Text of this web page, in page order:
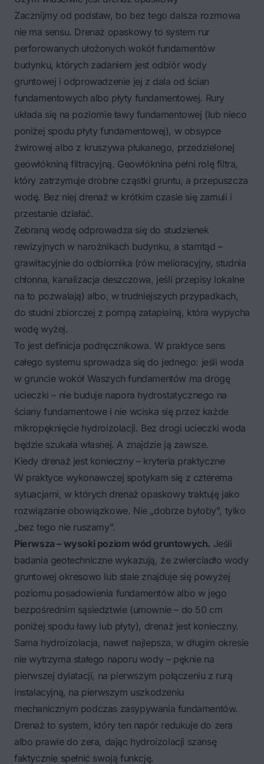
Zacznijmy od podstaw, bo bez tego dalsza rozmowa
nie ma sensu. Drenaż opaskowy to system rur
perforowanych ułożonych wokół fundamentów
budynku, których zadaniem jest odbiór wody
gruntowej i odprowadzenie jej z dala od ścian
fundamentowych albo płyty fundamentowej. Rury
układa się na poziomie ławy fundamentowej (lub nieco
poniżej spodu płyty fundamentowej), w obsypce
żwirowej albo z kruszywa płukanego, przedzielonej
geowłókniną filtracyjną. Geowłóknina pełni rolę filtra,
który zatrzymuje drobne cząstki gruntu, a przepuszcza
wodę. Bez niej drenaż w krótkim czasie się zamuli i
przestanie działać.
Zebraną wodę odprowadza się do studzienek
rewizyjnych w narożnikach budynku, a stamtąd –
grawitacyjnie do odbiornika (rów melioracyjny, studnia
chłonna, kanalizacja deszczowa, jeśli przepisy lokalne
na to pozwalają) albo, w trudniejszych przypadkach,
do studni zbiorczej z pompą zatapialną, która wypycha
wodę wyżej.
To jest definicja podręcznikowa. W praktyce sens
całego systemu sprowadza się do jednego: jeśli woda
w gruncie wokół Waszych fundamentów ma drogę
ucieczki – nie buduje napora hydrostatycznego na
ściany fundamentowe i nie wciska się przez każde
mikropęknięcie hydroizolacji. Bez drogi ucieczki woda
będzie szukała własnej. A znajdzie ją zawsze.
Kiedy drenaż jest konieczny – kryteria praktyczne
W praktyce wykonawczej spotykam się z czterema
sytuacjami, w których drenaż opaskowy traktuję jako
rozwiązanie obowiązkowe. Nie „dobrze byłoby", tylko
„bez tego nie ruszamy".
Pierwsza – wysoki poziom wód gruntowych. Jeśli
badania geotechniczne wykazują, że zwierciadło wody
gruntowej okresowo lub stale znajduje się powyżej
poziomu posadowienia fundamentów albo w jego
bezpośrednim sąsiedztwie (umownie – do 50 cm
poniżej spodu ławy lub płyty), drenaż jest konieczny.
Sama hydroizolacja, nawet najlepsza, w długim okresie
nie wytrzyma stałego naporu wody – pęknie na
pierwszej dylatacji, na pierwszym połączeniu z rurą
instalacyjną, na pierwszym uszkodzeniu
mechanicznym podczas zasypywania fundamentów.
Drenaż to system, który ten napór redukuje do zera
albo prawie do zera, dając hydroizolacji szansę
faktycznie spełnić swoją funkcję.